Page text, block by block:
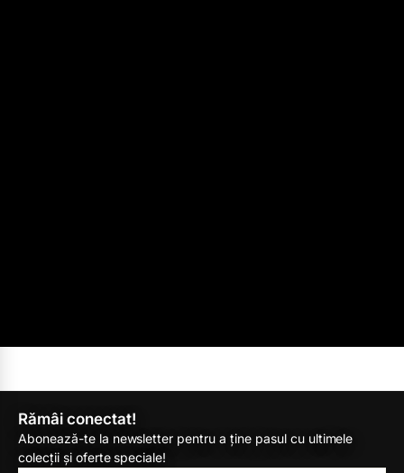
Rămâi conectat!
Abonează-te la newsletter pentru a ține pasul cu ultimele
colecții și oferte speciale!